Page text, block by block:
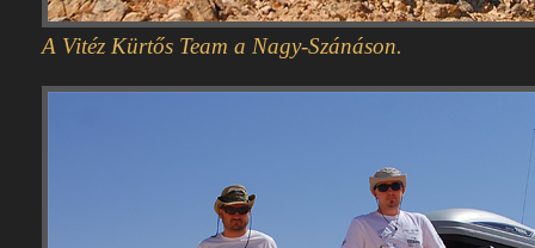
A Vitéz Kürtős Team a Nagy-Szánáson.